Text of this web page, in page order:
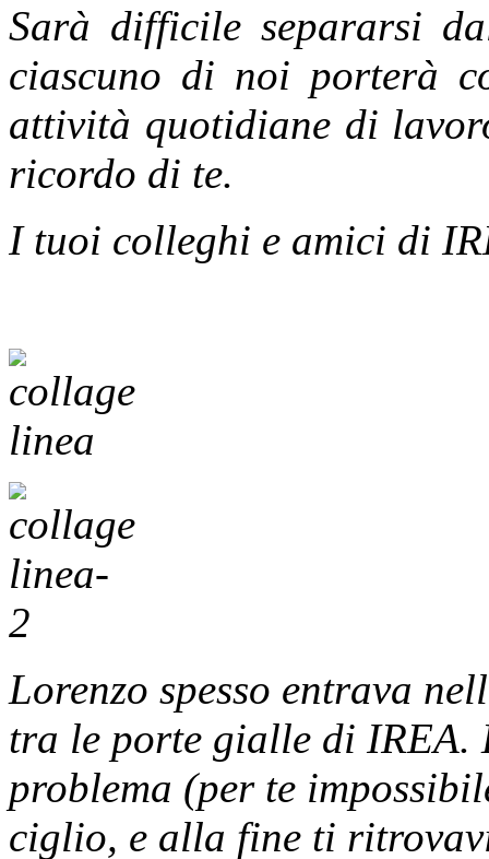
Sarà difficile separarsi
ciascuno di noi porterà
attività quotidiane di
ricordo di te.
I tuoi colleghi e amici di
Lorenzo spesso entrava
tra le porte gialle di IREA.
problema (per te
ciglio, e alla fine ti